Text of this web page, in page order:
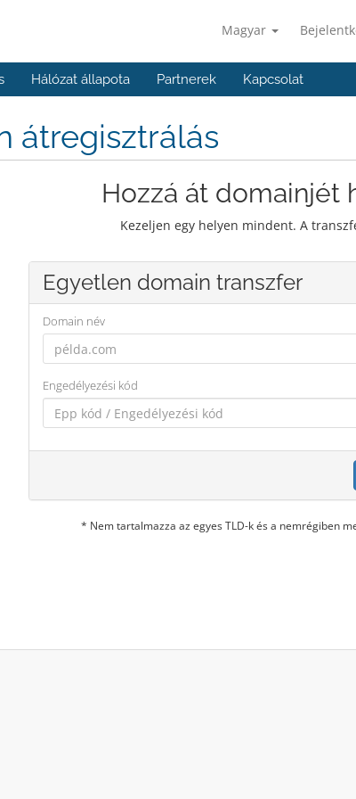
Magyar
Hálózat állapota Partnerek Kapcsolat
átregisztrálás
Hozzá át domainjét
Kezeljen egy helyen mindent. A
Egyetlen domain transzfer
Domain név
Engedélyezési kód
* Nem tartalmazza az egyes TLD-k és a nemrégiben